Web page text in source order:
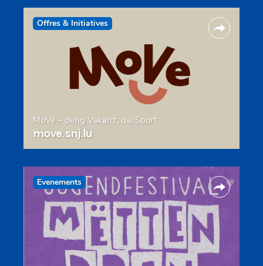
Offres & Initiatives
MoVe – deng Vakanz, däi Sport
move.snj.lu
Evenements